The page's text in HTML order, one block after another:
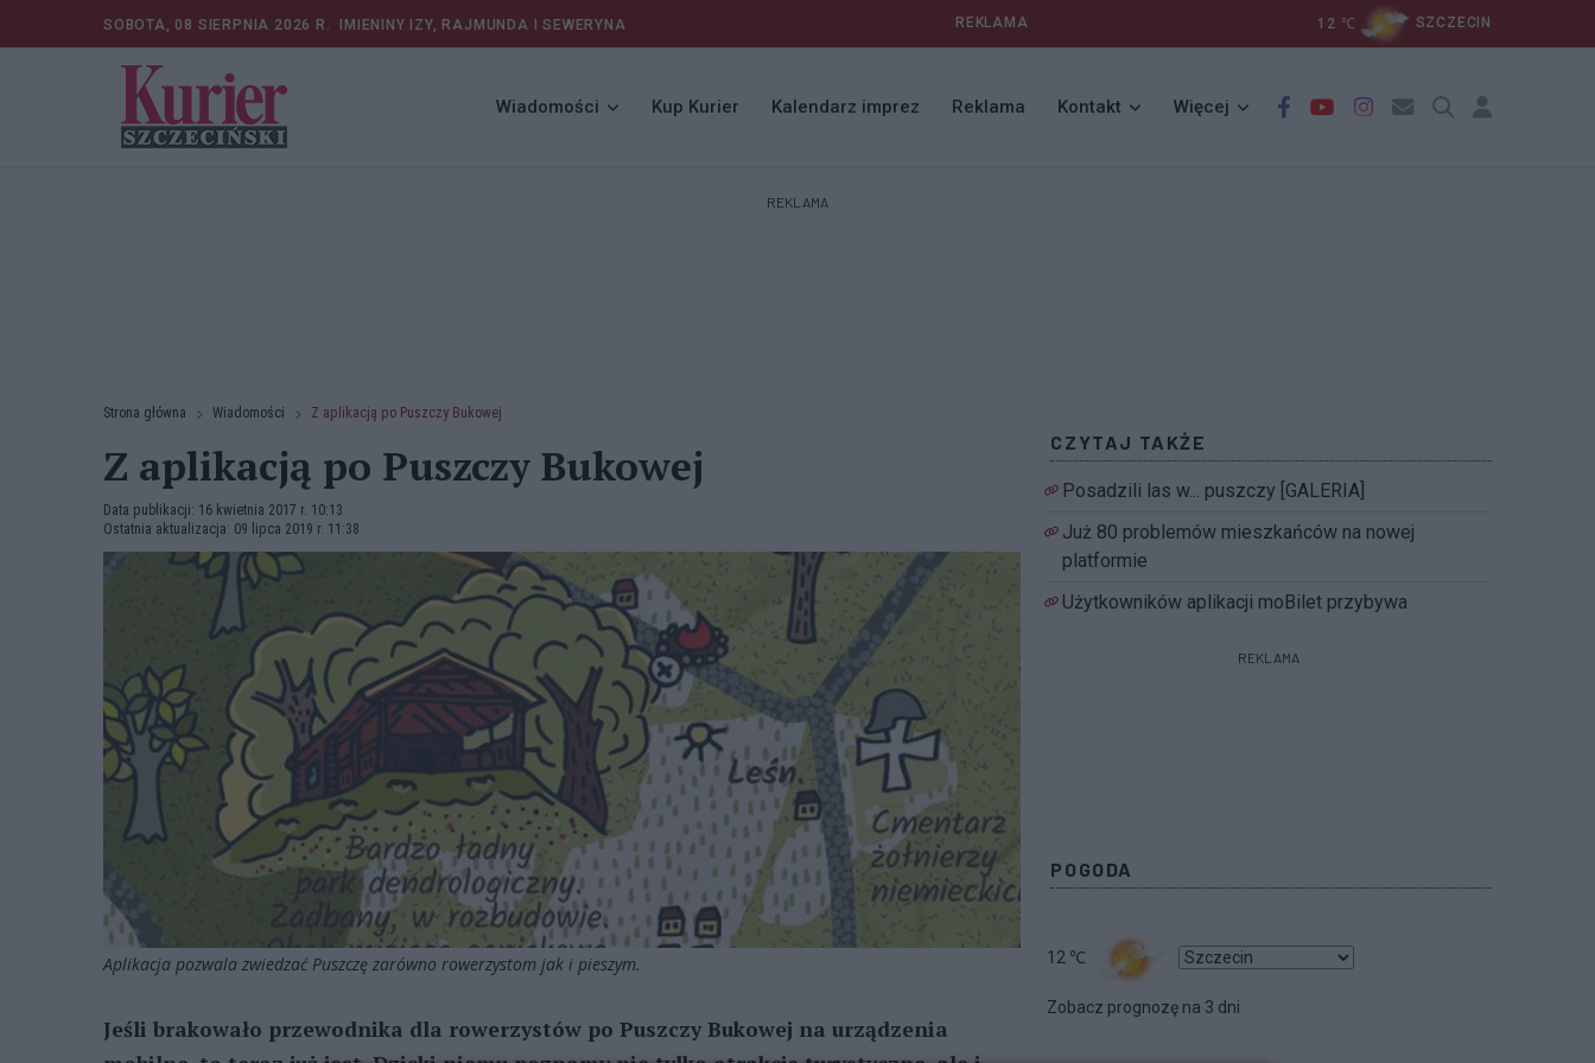
SOBOTA, 08 SIERPNIA 2026 R. IMIENINY IZY, RAJMUNDA I SEWERYNA REKLAMA 12 ℃ SZCZECIN
Wiadomości Kup Kurier Kalendarz imprez Reklama Kontakt Więcej
REKLAMA
Strona główna Wiadomości Z aplikacją po Puszczy Bukowej
Z aplikacją po Puszczy Bukowej
Data publikacji: 16 kwietnia 2017 r. 10:13
Ostatnia aktualizacja: 09 lipca 2019 r. 11:38
Aplikacja pozwala zwiedzać Puszczę zarówno rowerzystom jak i pieszym.
Jeśli brakowało przewodnika dla rowerzystów po Puszczy Bukowej na urządzenia
CZYTAJ TAKŻE
Posadzili las w... puszczy [GALERIA]
Już 80 problemów mieszkańców na nowej
platformie
Użytkowników aplikacji moBilet przybywa
REKLAMA
POGODA
12 ℃
Zobacz prognozę na 3 dni